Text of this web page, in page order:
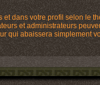
dans votre profil selon le
et administrateurs
qui abaissera simplement